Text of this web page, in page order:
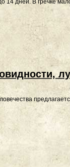
14 дней. В гречке